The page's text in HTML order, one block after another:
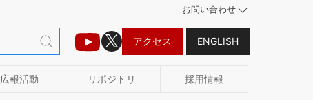
お問い合わせ
アクセス ENGLISH
広報活動 リポジトリ 採用情報